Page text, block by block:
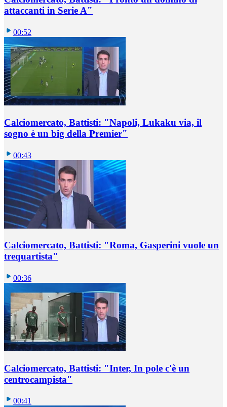
attaccanti in Serie A"
00:52
Calciomercato, Battisti: "Napoli, Lukaku via, il
sogno è un big della Premier"
00:43
Calciomercato, Battisti: "Roma, Gasperini vuole un
trequartista"
00:36
Calciomercato, Battisti: "Inter, In pole c'è un
centrocampista"
00:41